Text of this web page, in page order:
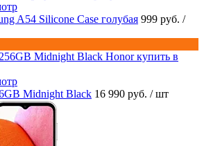
A54 Silicone Case голубая 999 руб. /
Midnight Black 16 990 руб. / шт